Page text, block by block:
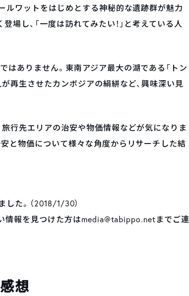
ルワットをはじめとする神秘的な遺跡群が魅力
場し、「一度は訪れてみたい！」と考えている人
ありません。東南アジア最大の湖である「トン
再生させたカンボジアの絹絣など、興味深い見
行先エリアの治安や物価情報などが気になりま
と物価について様々な角度からリサーチした結
た。（2018/1/30）
情報を見つけた方はmedia@tabippo.netまでご連
想